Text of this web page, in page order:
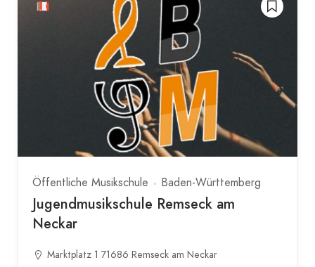
Öffentliche Musikschule Baden-Württemberg
Jugendmusikschule Remseck am
Neckar
Marktplatz 1 71686 Remseck am Neckar